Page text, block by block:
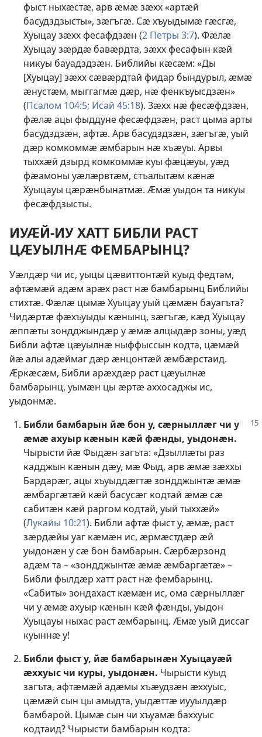
фыст ныхӕстӕ, арв ӕмӕ зӕхх «артӕй
басудздзысты», зӕгъгӕ. Сӕ хъуыдымӕ гӕсгӕ,
Хуыцау зӕхх фесафдзӕн (2 Петры 3:7). Фӕлӕ
Хуыцау зӕрдӕ бавӕрдта, зӕхх фесафын кӕй
никуы бауадздзӕн. Библийы кӕсӕм: «Ды
[Хуыцау] зӕхх сӕвӕрдтай фидар бындурыл, ӕмӕ
ӕнустӕм, мыггагмӕ дӕр, нӕ фенкъуысдзӕн»
(Псалом 104:5; Исай 45:18). Зӕхх нӕ фесӕфдзӕн,
фӕлӕ ацы фыддуне фесӕфдзӕн, раст цыма арты
басудздзӕн, афтӕ. Арв басудздзӕн, зӕгъгӕ, уый
дӕр комкоммӕ ӕмбарын нӕ хъӕуы. Арвы
тыххӕй дзырд комкоммӕ куы фӕцӕуы, уӕд
фӕамоны уӕлӕрвтӕм, стъалытӕм кӕнӕ
Хуыцауы цӕрӕнбынатмӕ. Ӕмӕ уыдон та никуы
фесӕфдзысты.
ИУӔЙ-ИУ ХАТТ БИБЛИ РАСТ
ЦӔУЫЛНӔ ФЕМБАРЫНЦ?
Уӕлдӕр чи ис, уыцы цӕвиттонтӕй куыд федтам,
афтӕмӕй адӕм арӕх раст нӕ бамбарынц Библийы
стихтӕ. Фӕлӕ цымӕ Хуыцау уый цӕмӕн бауагъта?
Чидӕртӕ фӕхъуыды кӕнынц, зӕгъгӕ, кӕд Хуыцау
ӕппӕты зондджындӕр у ӕмӕ алцыдӕр зоны, уӕд
Библи афтӕ цӕуылнӕ ныффыссын кодта, цӕмӕй
йӕ алы адӕймаг дӕр ӕнцонтӕй ӕмбӕрстаид.
Ӕркӕсӕм, Библи арӕхдӕр раст цӕуылнӕ
бамбарынц, уымӕн цы ӕртӕ аххосаджы ис,
уыдонмӕ.
Библи бамбарын йӕ бон у, сӕрныллӕг чи у
ӕмӕ ахуыр кӕнын кӕй фӕнды, уыдонӕн.
Чырысти йӕ Фыдӕн загъта: «Дзыллӕты раз
кадджын кӕнын дӕу, мӕ Фыд, арв ӕмӕ зӕххы
Бардарӕг, ацы хъуыддӕгтӕ зондджынтӕ ӕмӕ
ӕмбаргӕтӕй кӕй басусӕг кодтай ӕмӕ сӕ
сабитӕн кӕй раргом кодтай, уый тыххӕй»
(Лукайы 10:21). Библи афтӕ фыст у, ӕмӕ, раст
зӕрдӕйы уаг кӕмӕн ис, ӕрмӕстдӕр ӕй
уыдонӕн у сӕ бон бамбарын. Сӕрбӕрзонд
адӕм та – «зондджынтӕ ӕмӕ ӕмбаргӕтӕ» –
Библи фылдӕр хатт раст нӕ фембарынц.
«Сабиты» зондахаст кӕмӕн ис, ома сӕрныллӕг
чи у ӕмӕ ахуыр кӕнын кӕй фӕнды, уыдон
Хуыцауы ныхас раст ӕмбарынц. Ӕмӕ уый диссаг
куыннӕ у!
Библи фыст у, йӕ бамбарынӕн Хуыцауӕй
ӕххуыс чи куры, уыдонӕн. Чырысти куыд
загъта, афтӕмӕй адӕмы хъӕудзӕн ӕххуыс,
цӕмӕй сын цы амыдта, уыдӕттӕ иууылдӕр
бамбарой. Цымӕ сын чи хъуамӕ баххуыс
кодтаид? Чырысти бамбарын кодта: